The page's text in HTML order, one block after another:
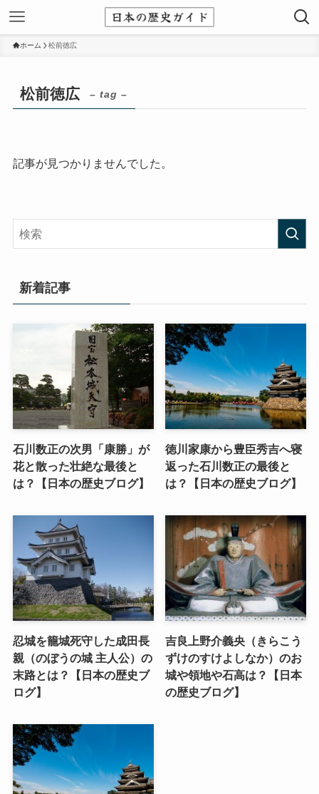
ホーム 松前徳広
松前徳広 – tag –
記事が見つかりませんでした。
新着記事
石川数正の次男「康勝」が
花と散った壮絶な最後と
は？【日本の歴史ブログ】
徳川家康から豊臣秀吉へ寝
返った石川数正の最後と
は？【日本の歴史ブログ】
忍城を籠城死守した成田長
親（のぼうの城 主人公）の
末路とは？【日本の歴史ブ
ログ】
吉良上野介義央（きらこう
ずけのすけよしなか）のお
城や領地や石高は？【日本
の歴史ブログ】